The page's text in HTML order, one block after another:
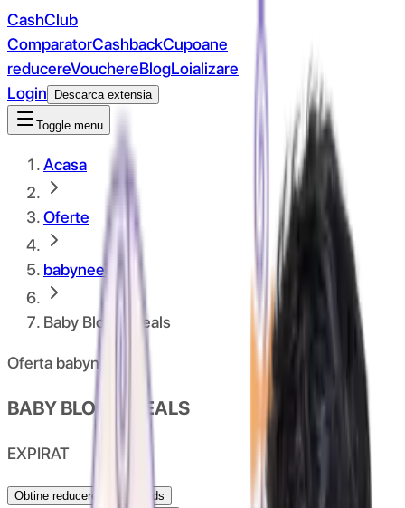
CashClub
ComparatorCashbackCupoane
reducereVouchereBlogLoializare
Login
Descarca extensia
Toggle menu
Acasa
Oferte
babyneeds
Baby Bloom Deals
Oferta babyneeds
BABY BLOOM DEALS
EXPIRAT
Obtine reducerea babyneeds